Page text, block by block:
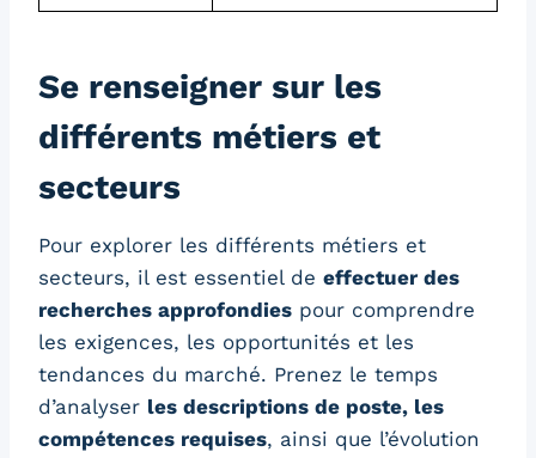
Se renseigner sur les
différents métiers et
secteurs
Pour explorer les différents métiers et
secteurs, il est essentiel de effectuer des
recherches approfondies pour comprendre
les exigences, les opportunités et les
tendances du marché. Prenez le temps
d’analyser les descriptions de poste, les
compétences requises, ainsi que l’évolution